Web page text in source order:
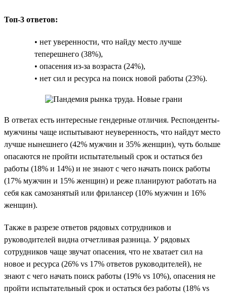
Топ-3 ответов:
• нет уверенности, что найду место лучше
теперешнего (38%),
• опасения из-за возраста (24%),
• нет сил и ресурса на поиск новой работы (23%).
В ответах есть интересные гендерные отличия. Респонденты-
мужчины чаще испытывают неуверенность, что найдут место
лучше нынешнего (42% мужчин и 35% женщин), чуть больше
опасаются не пройти испытательный срок и остаться без
работы (18% и 14%) и не знают с чего начать поиск работы
(17% мужчин и 15% женщин) и реже планируют работать на
себя как самозанятый или фрилансер (10% мужчин и 16%
женщин).
Также в разрезе ответов рядовых сотрудников и
руководителей видна отчетливая разница. У рядовых
сотрудников чаще звучат опасения, что не хватает сил на
новое и ресурса (26% vs 17% ответов руководителей), не
знают с чего начать поиск работы (19% vs 10%), опасения не
пройти испытательный срок и остаться без работы (18% vs